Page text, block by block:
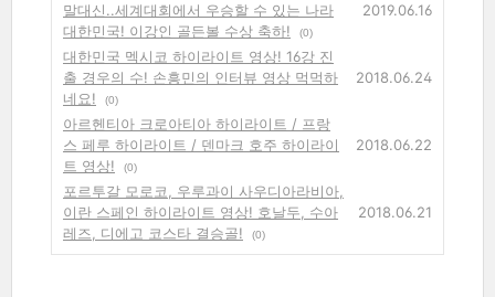
말대신..세계대회에서 우승할 수 있는 나라
대한민국! 이강인 골든볼 수상 축하!
(0)
2019.06.16
대한민국 멕시코 하이라이트 영상! 16강 진
출 경우의 수! 손흥민의 인터뷰 영상 먹먹하
네요!
(0)
2018.06.24
아르헨티아 크로아티아 하이라이트 / 프랑
스 페루 하이라이트 / 덴마크 호주 하이라이
트 영상!
(0)
2018.06.22
포르투갈 모로코, 우루과이 사우디아라비아,
이란 스페인 하이라이트 영상! 호날두, 수아
레즈, 디에고 코스타 결승골!
(0)
2018.06.21